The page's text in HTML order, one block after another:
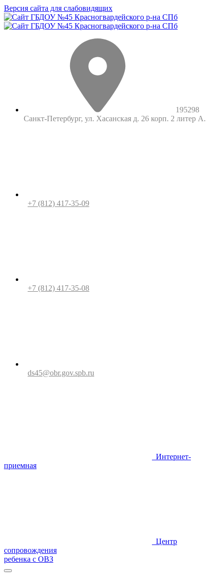
Версия сайта для слабовидящих
195298
Санкт-Петербург, ул. Хасанская д. 26 корп. 2 литер А.
+7 (812) 417-35-09
+7 (812) 417-35-08
ds45@obr.gov.spb.ru
Интернет-
приемная
Центр
сопровождения
ребенка с ОВЗ